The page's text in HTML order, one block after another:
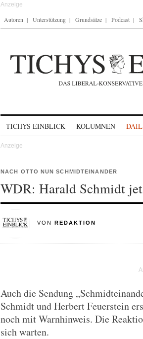
Autoren Unterstützung Grundsätze Podcast
TICHYS EINBLICK KOLUMNEN
NACH OTTO NUN SCHMIDTEINANDER
WDR: Harald Schmidt
VON REDAKTION
Auch die Sendung
Schmidt und Herbert Feuerstein
noch mit Warnhinweis. Die
sich warten.